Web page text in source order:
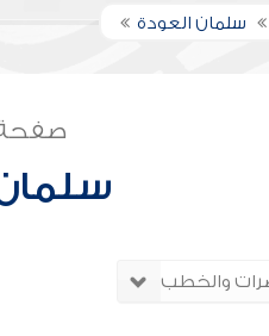
سلمان العودة
صفحة